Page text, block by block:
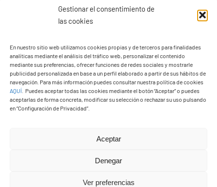
Gestionar el consentimiento de
las cookies
En nuestro sitio web utilizamos cookies propias y de terceros para finalidades
analíticas mediante el análisis del tráfico web, personalizar el contenido
mediante sus preferencias, ofrecer funciones de redes sociales y mostrarle
publicidad personalizada en base a un perfil elaborado a partir de sus hábitos de
navegación. Para más información puedes consultar nuestra política de cookies
AQUÍ
Puedes aceptar todas las cookies mediante el botón “Aceptar” o puedes
aceptarlas de forma concreta, modificar su selección o rechazar su uso pulsando
en “Configuración de Privacidad”.
Aceptar
Denegar
Ver preferencias
Ayuntamiento de Yaiza
Pza. de Los Remedios, 1
35570 – Yaiza
Tel:928 83 62 20
© Copyright2026 Ayuntamiento de Yaiza - Todos los